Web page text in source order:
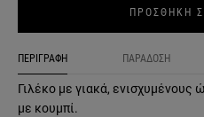
ΠΡΟΣΘΗΚΗ
ΠΕΡΙΓΡΑΦΗ ΠΑΡΑΔΟΣΗ
Γιλέκο με γιακά, ενισχυμένους
με κουμπί.